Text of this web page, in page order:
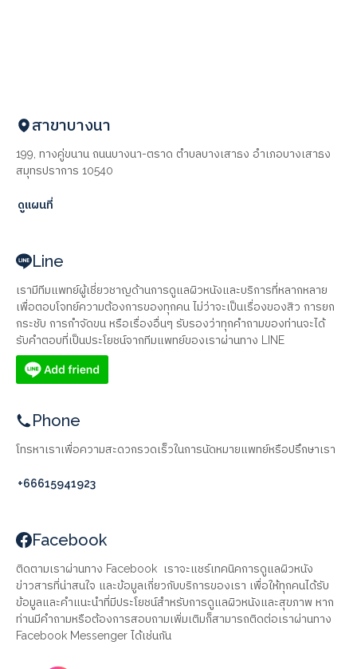
สาขาบางนา
199, ทางคู่ขนาน ถนนบางนา-ตราด ตำบลบางเสาธง อำเภอบางเสาธง
สมุทรปราการ 10540
ดูแผนที่
Line
เรามีทีมแพทย์ผู้เชี่ยวชาญด้านการดูแลผิวหนังและบริการที่หลากหลาย
เพื่อตอบโจทย์ความต้องการของทุกคน ไม่ว่าจะเป็นเรื่องของสิว การยก
กระชับ การกำจัดขน หรือเรื่องอื่นๆ รับรองว่าทุกคำถามของท่านจะได้
รับคำตอบที่เป็นประโยชน์จากทีมแพทย์ของเราผ่านทาง LINE
Phone
โทรหาเราเพื่อความสะดวกรวดเร็วในการนัดหมายแพทย์หรือปรึกษาเรา
+66615941923
Facebook
ติดตามเราผ่านทาง Facebook เราจะแชร์เทคนิคการดูแลผิวหนัง
ข่าวสารที่น่าสนใจ และข้อมูลเกี่ยวกับบริการของเรา เพื่อให้ทุกคนได้รับ
ข้อมูลและคำแนะนำที่มีประโยชน์สำหรับการดูแลผิวหนังและสุขภาพ หาก
ท่านมีคำถามหรือต้องการสอบถามเพิ่มเติมก็สามารถติดต่อเราผ่านทาง
Facebook Messenger ได้เช่นกัน